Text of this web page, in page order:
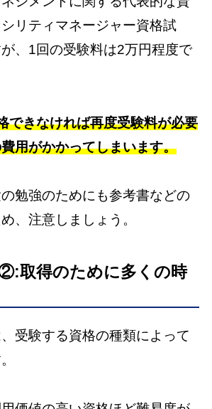
リティマネージャー資格試
、1回の受験料は2万円程度で
できなければ再度受験料が必要
用がかかってしまいます。
勉強のためにも参考書などの
、注意しましょう。
取得のために多くの時
受験する資格の種類によって